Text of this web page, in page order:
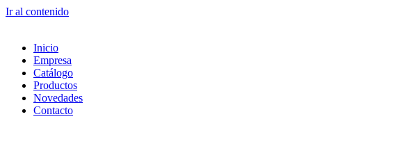
Ir al contenido
Inicio
Empresa
Catálogo
Productos
Novedades
Contacto